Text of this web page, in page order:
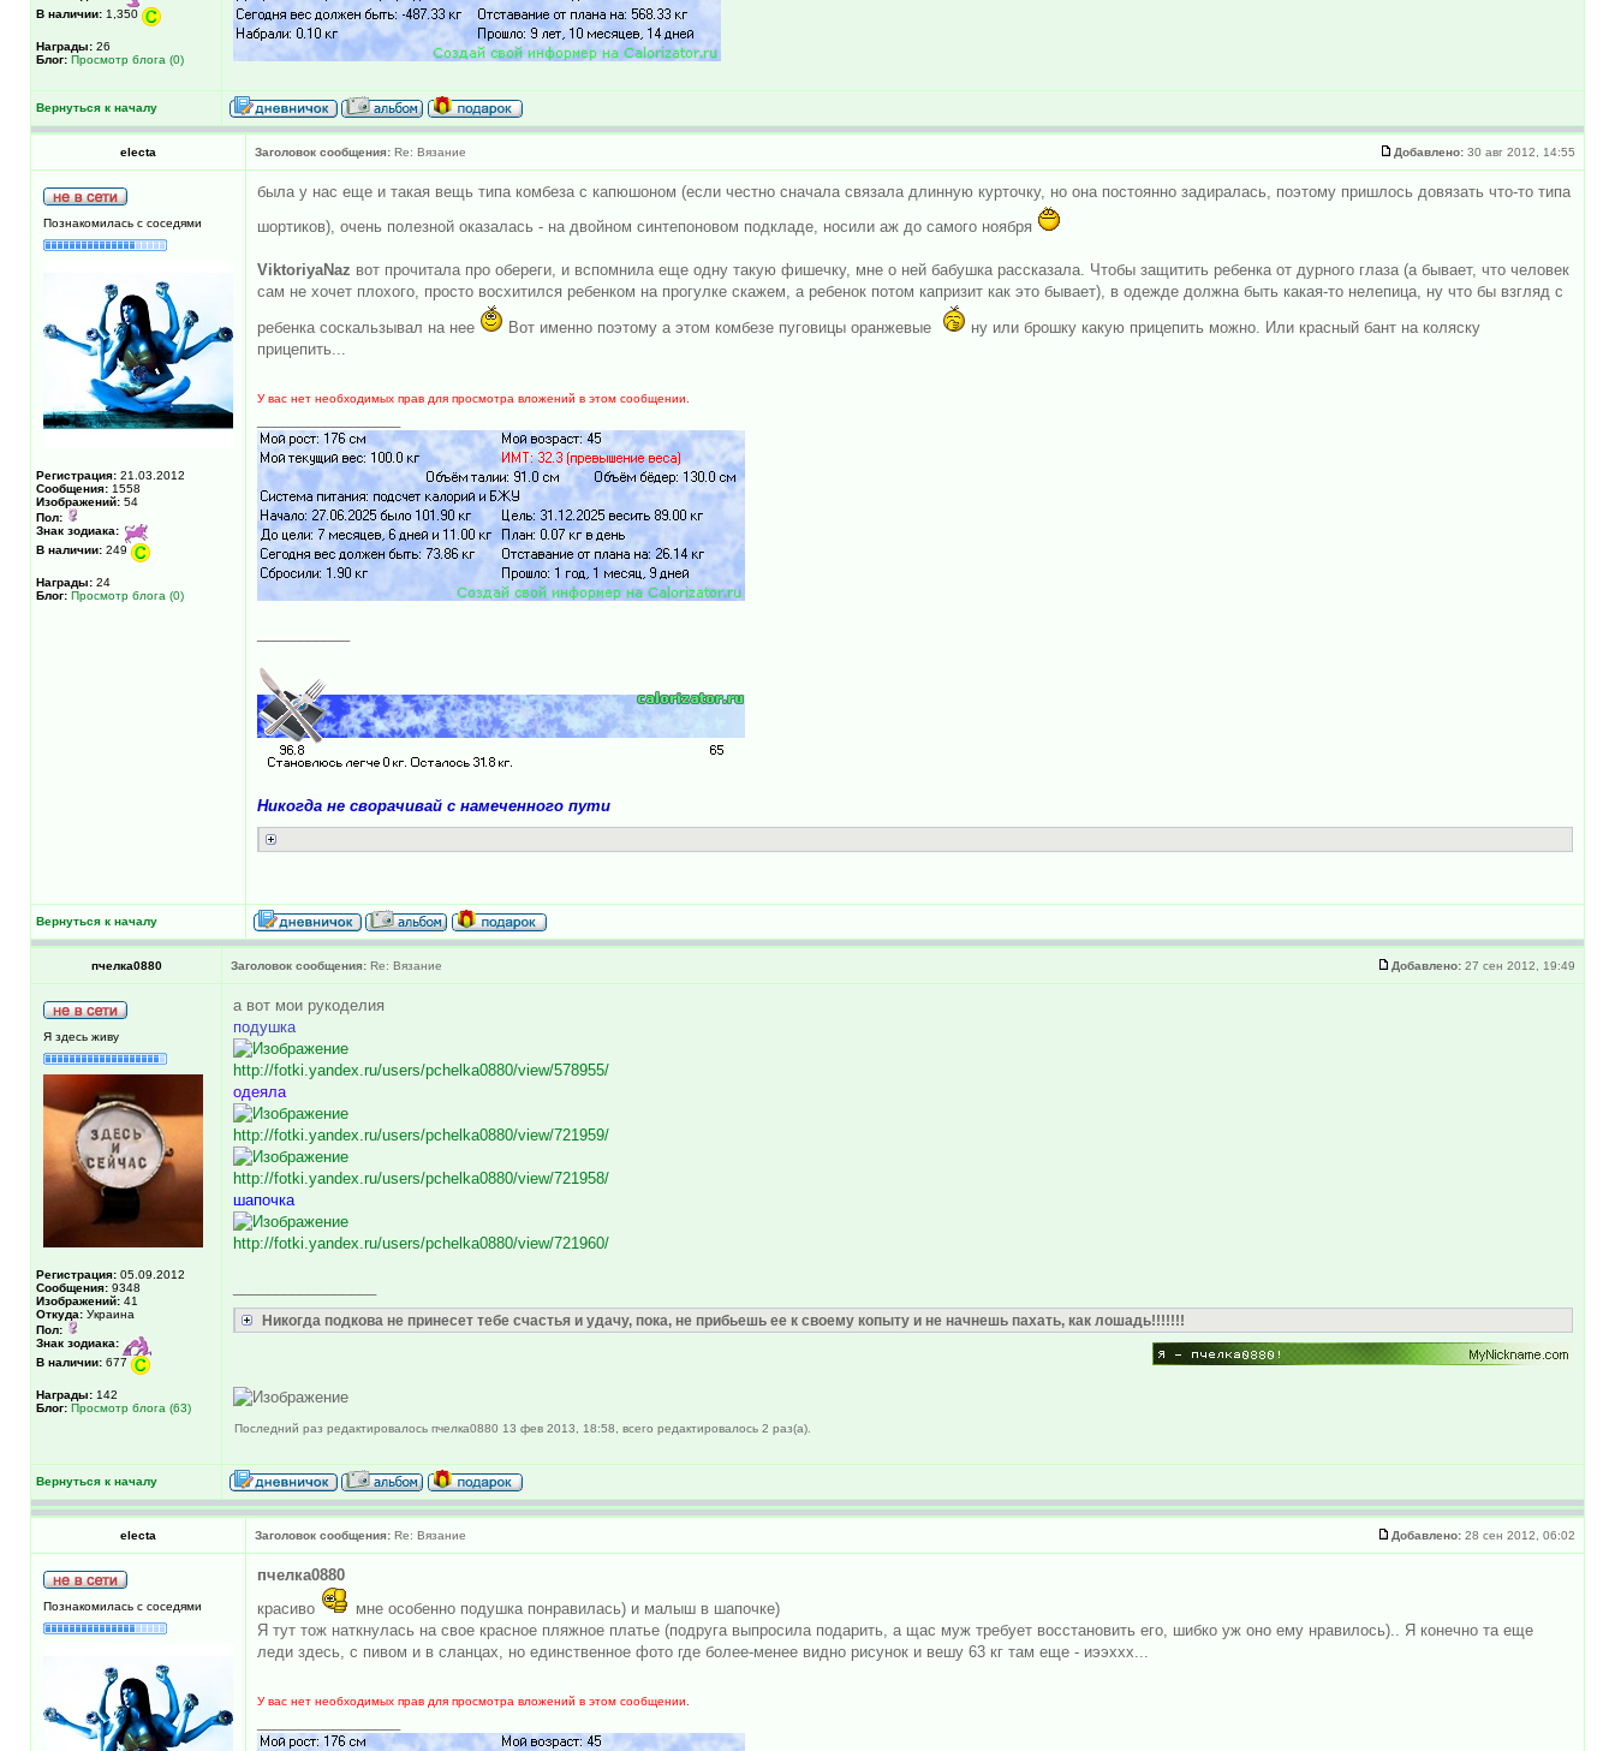
В наличии: 1,350
Награды: 26
Блог: Просмотр блога (0)
Вернуться к началу
electa Заголовок сообщения: Re: Вязание Добавлено: 30 авг 2012, 14:55
Познакомилась с соседями
Регистрация: 21.03.2012
Сообщения: 1558
Изображений: 54
Пол:
Знак зодиака:
В наличии: 249
Награды: 24
Блог: Просмотр блога (0)
была у нас еще и такая вещь типа комбеза с капюшоном (если честно сначала связала длинную курточку, но она постоянно задиралась, поэтому пришлось довязать что-то типа
шортиков), очень полезной оказалась - на двойном синтепоновом подкладе, носили аж до самого ноября
ViktoriyaNaz вот прочитала про обереги, и вспомнила еще одну такую фишечку, мне о ней бабушка рассказала. Чтобы защитить ребенка от дурного глаза (а бывает, что человек
сам не хочет плохого, просто восхитился ребенком на прогулке скажем, а ребенок потом капризит как это бывает), в одежде должна быть какая-то нелепица, ну что бы взгляд с
ребенка соскальзывал на нее
Вот именно поэтому а этом комбезе пуговицы оранжевые
ну или брошку какую прицепить можно. Или красный бант на коляску
прицепить...
У вас нет необходимых прав для просмотра вложений в этом сообщении.
Никогда не сворачивай с намеченного пути
Вернуться к началу
пчелка0880 Заголовок сообщения: Re: Вязание Добавлено: 27 сен 2012, 19:49
Я здесь живу
Регистрация: 05.09.2012
Сообщения: 9348
Изображений: 41
Откуда: Украина
Пол:
Знак зодиака:
В наличии: 677
Награды: 142
Блог: Просмотр блога (63)
а вот мои рукоделия
подушка
http://fotki.yandex.ru/users/pchelka0880/view/578955/
одеяла
http://fotki.yandex.ru/users/pchelka0880/view/721959/
http://fotki.yandex.ru/users/pchelka0880/view/721958/
шапочка
http://fotki.yandex.ru/users/pchelka0880/view/721960/
Никогда подкова не принесет тебе счастья и удачу, пока, не прибьешь ее к своему копыту и не начнешь пахать, как лошадь!!!!!!!
Последний раз редактировалось пчелка0880 13 фев 2013, 18:58, всего редактировалось 2 раз(а).
Вернуться к началу
electa Заголовок сообщения: Re: Вязание Добавлено: 28 сен 2012, 06:02
Познакомилась с соседями
пчелка0880
красиво
мне особенно подушка понравилась) и малыш в шапочке)
Я тут тож наткнулась на свое красное пляжное платье (подруга выпросила подарить, а щас муж требует восстановить его, шибко уж оно ему нравилось).. Я конечно та еще
леди здесь, с пивом и в сланцах, но единственное фото где более-менее видно рисунок и вешу 63 кг там еще - иээххх...
У вас нет необходимых прав для просмотра вложений в этом сообщении.